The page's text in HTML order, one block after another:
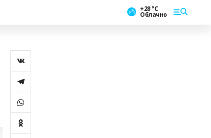
+28 °С
Облачно